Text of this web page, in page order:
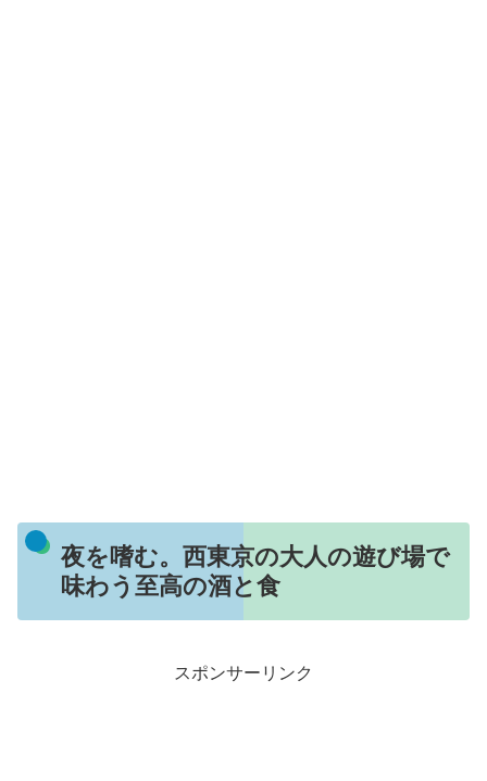
夜を嗜む。西東京の大人の遊び場で
味わう至高の酒と食
スポンサーリンク